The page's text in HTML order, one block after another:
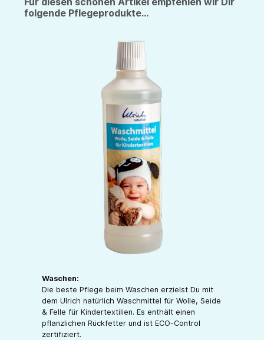
folgende Pflegeprodukte...
Waschen:
Die beste Pflege beim Waschen erzielst Du mit
dem Ulrich natürlich Waschmittel für Wolle, Seide
& Felle für Kindertextilien. Es enthält einen
pflanzlichen Rückfetter und ist ECO-Control
zertifiziert.